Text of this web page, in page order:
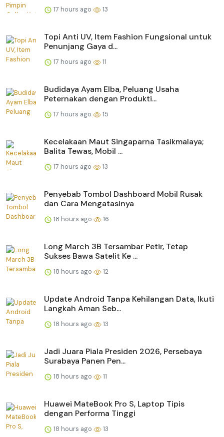
17 hours ago 13
Topi Anti UV, Item Fashion Fungsional untuk
Penunjang Gaya d...
17 hours ago 11
Budidaya Ayam Elba, Peluang Usaha
Peternakan dengan Produkti...
17 hours ago 15
Kecelakaan Maut Singaparna Tasikmalaya;
Balita Tewas, Mobil ...
17 hours ago 13
Penyebab Tombol Dashboard Mobil Rusak
dan Cara Mengatasinya
18 hours ago 16
Long March 3B Tersambar Petir, Tetap
Sukses Bawa Satelit Ke ...
18 hours ago 12
Update Android Tanpa Kehilangan Data, Ikuti
Langkah Aman Seb...
18 hours ago 13
Jadi Juara Piala Presiden 2026, Persebaya
Surabaya Panen Pen...
18 hours ago 11
Huawei MateBook Pro S, Laptop Tipis
dengan Performa Tinggi
18 hours ago 13